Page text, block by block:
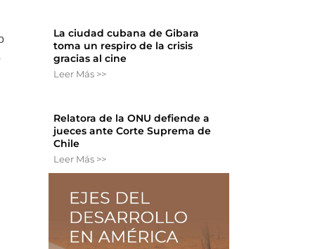
La ciudad cubana de Gibara
toma un respiro de la crisis
gracias al cine
Leer Más >>
Relatora de la ONU defiende a
jueces ante Corte Suprema de
Chile
Leer Más >>